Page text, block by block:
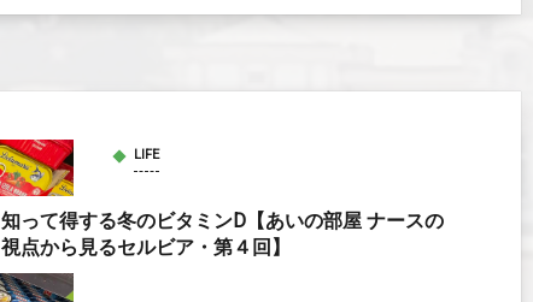
LIFE
知って得する冬のビタミンD【あいの部屋 ナースの
視点から見るセルビア・第４回】